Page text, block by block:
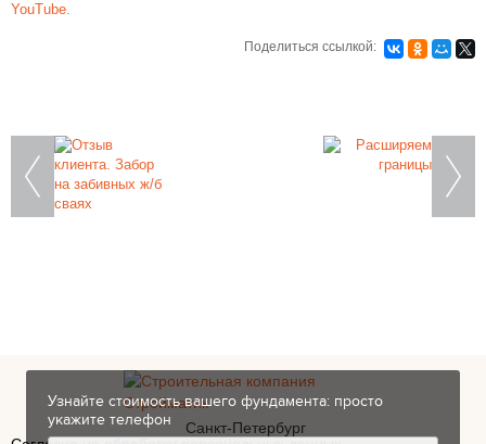
YouTube.
Поделиться ссылкой:
Узнайте стоимость вашего фундамента: просто
укажите телефон
Санкт-Петербург